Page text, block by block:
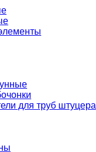
для труб штуцера